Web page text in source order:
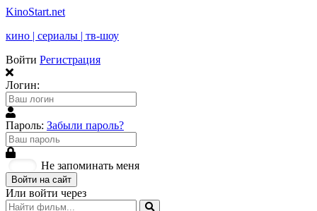
KinoStart.net
кино | сериалы | тв-шоу
Войти Регистрация
Логин:
Пароль: Забыли пароль?
Не запоминать меня
Войти на сайт
Или войти через